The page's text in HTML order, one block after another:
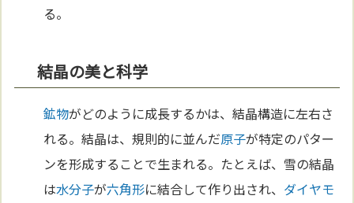
る。
結晶の美と科学
鉱物がどのように成長するかは、結晶構造に左右さ
れる。結晶は、規則的に並んだ原子が特定のパター
ンを形成することで生まれる。たとえば、雪の結晶
は水分子が六角形に結合して作り出され、 ダイヤモ